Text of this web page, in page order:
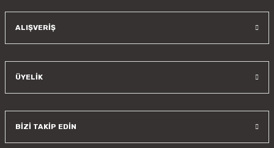
ALIŞVERİŞ
ÜYELİK
BİZİ TAKİP EDİN